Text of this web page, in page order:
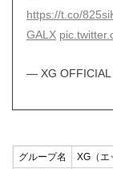
https://t.co/
GALX
— XG OFFICIAL
グループ名
XG（エ